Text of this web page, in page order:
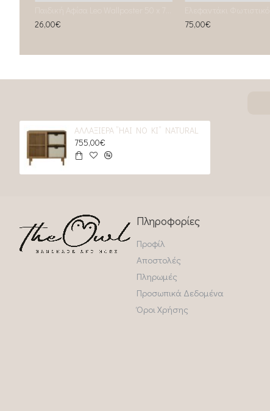
26,00€
75,00€
ΑΛΛΑΞΙΕΡΑ ”HAI NO KI” NATURAL
755,00€
Πληροφορίες
Προφίλ
Αποστολές
Πληρωμές
Προσωπικά Δεδομένα
Όροι Χρήσης